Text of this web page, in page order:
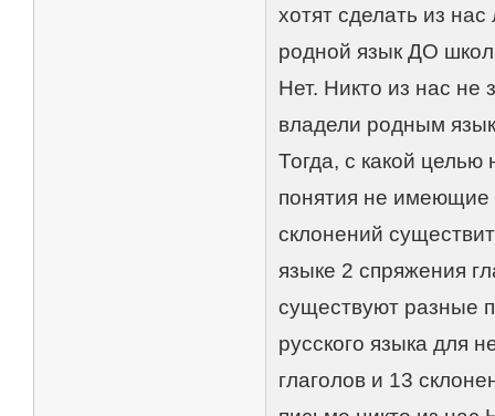
хотят сделать из
родной язык ДО
Нет. Никто из нас не
владели родным
Тогда, с какой
понятия не имеющие
склонений
языке 2 спряжения
существуют разные
русского языка для
глаголов и 13